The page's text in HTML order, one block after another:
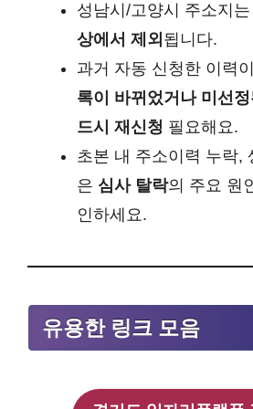
성남시/고양시 주소지
상에서 제외 됩니다.
과거 자동 신청한 이력
록이 바뀌었거나 미선
드시 재신청 필요해요.
초본 내 주소이력 누락,
은 심사 탈락의 주요 원
인하세요.
유용한 링크 모음